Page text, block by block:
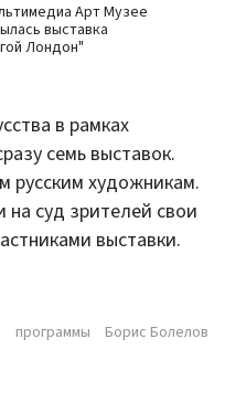
Арт Музее
выставка
Лондон"
в рамках
семь выставок.
художникам.
суд зрителей свои
выставки.
программы
Борис Болелов